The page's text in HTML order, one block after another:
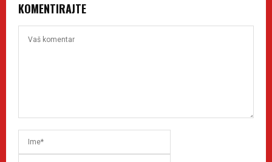
KOMENTIRAJTE